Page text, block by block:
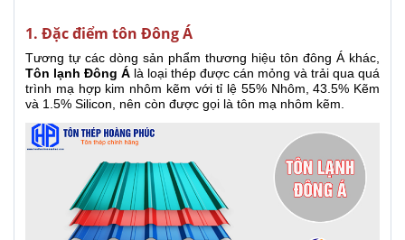
1. Đặc điểm tôn Đông Á
Tương tự các dòng sản phẩm thương hiệu tôn đông Á khác,
Tôn lạnh Đông Á là loại thép được cán mỏng và trải qua quá
trình mạ hợp kim nhôm kẽm với tỉ lệ 55% Nhôm, 43.5% Kẽm
và 1.5% Silicon, nên còn được gọi là tôn mạ nhôm kẽm.